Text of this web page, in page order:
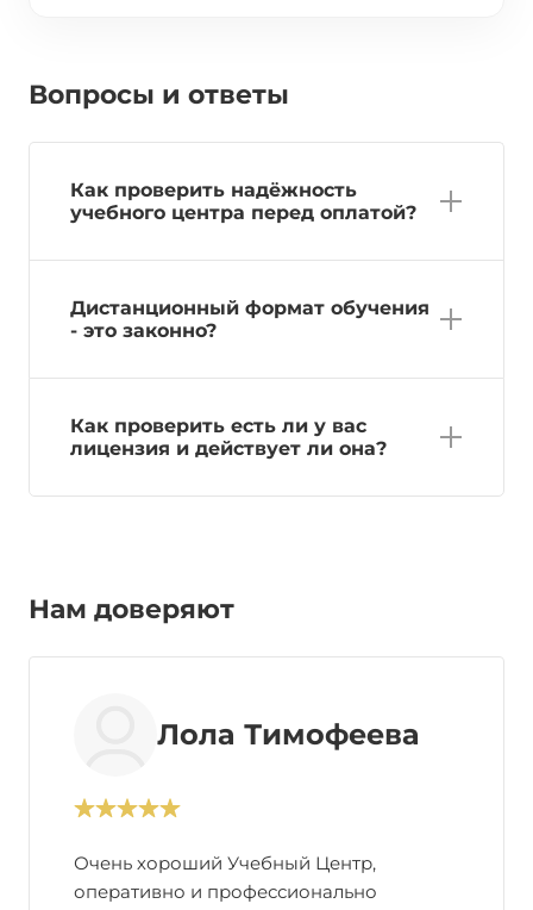
Вопросы и ответы
Как проверить надёжность
учебного центра перед оплатой?
Дистанционный формат обучения
- это законно?
Как проверить есть ли у вас
лицензия и действует ли она?
Нам доверяют
Лола Тимофеева
Очень хороший Учебный Центр,
оперативно и профессионально